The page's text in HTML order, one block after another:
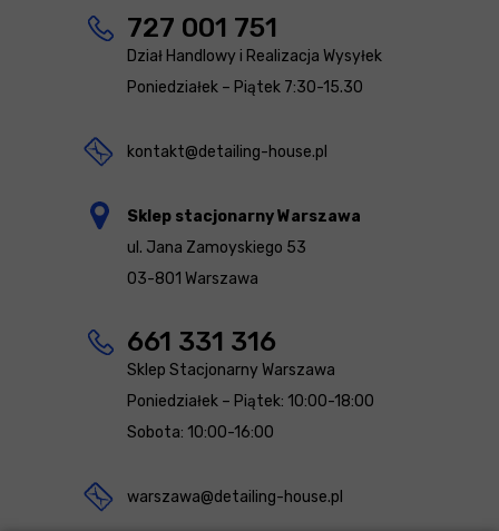
727 001 751
Dział Handlowy i Realizacja Wysyłek
Poniedziałek – Piątek 7:30-15.30
kontakt@detailing-house.pl
Sklep stacjonarny Warszawa
ul. Jana Zamoyskiego 53
03-801 Warszawa
661 331 316
Sklep Stacjonarny Warszawa
Poniedziałek – Piątek: 10:00-18:00
Sobota: 10:00-16:00
warszawa@detailing-house.pl